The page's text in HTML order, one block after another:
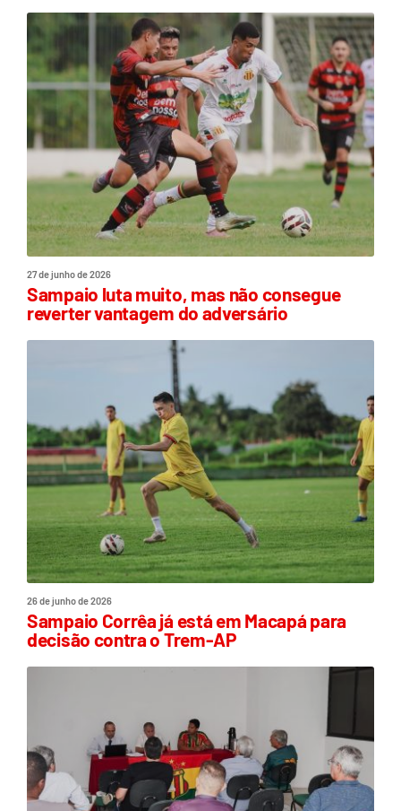
27 de junho de 2026
Sampaio luta muito, mas não consegue
reverter vantagem do adversário
26 de junho de 2026
Sampaio Corrêa já está em Macapá para
decisão contra o Trem-AP